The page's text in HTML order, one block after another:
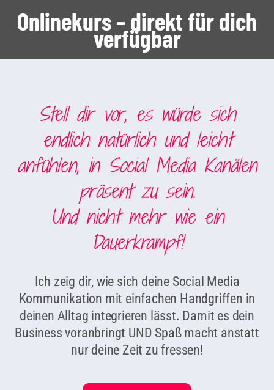
Onlinekurs – direkt für dich
verfügbar
Stell dir vor, es würde sich
endlich natürlich und leicht
anfühlen, in Social Media Kanälen
präsent zu sein.
Und nicht mehr wie ein
Dauerkrampf!
Ich zeig dir, wie sich deine Social Media
Kommunikation mit einfachen Handgriffen in
deinen Alltag integrieren lässt. Damit es dein
Business voranbringt UND Spaß macht anstatt
nur deine Zeit zu fressen!